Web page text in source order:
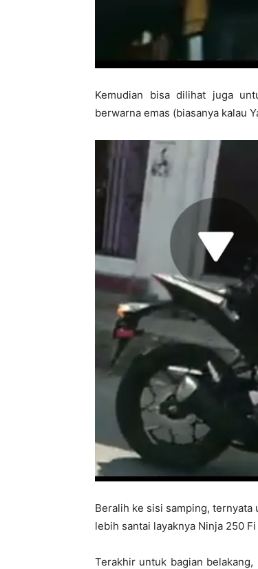
Kemudian bisa dilihat juga
berwarna emas (biasanya kalau
Beralih ke sisi samping,
lebih santai layaknya Ninja 250
Terakhir untuk bagian